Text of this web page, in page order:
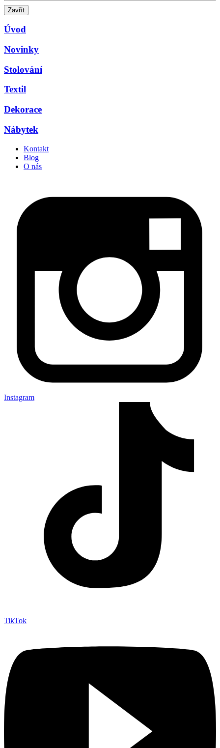
Zavřít
Úvod
Novinky
Stolování
Textil
Dekorace
Nábytek
Kontakt
Blog
O nás
Instagram
TikTok